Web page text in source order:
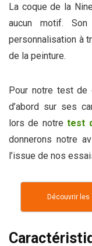
La coque de la
aucun motif.
personnalisation à
de la peinture.
Pour notre test de
d’abord sur ses
lors de notretest
donnerons notre
l’issue de nos
Découvrir les